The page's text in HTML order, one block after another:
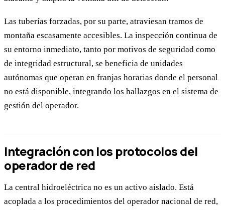
Las tuberías forzadas, por su parte, atraviesan tramos de
montaña escasamente accesibles. La inspección continua de
su entorno inmediato, tanto por motivos de seguridad como
de integridad estructural, se beneficia de unidades
autónomas que operan en franjas horarias donde el personal
no está disponible, integrando los hallazgos en el sistema de
gestión del operador.
Integración con los protocolos del
operador de red
La central hidroeléctrica no es un activo aislado. Está
acoplada a los procedimientos del operador nacional de red,